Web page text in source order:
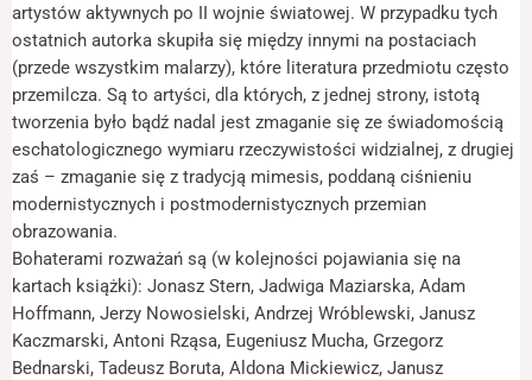
artystów aktywnych po II wojnie światowej. W przypadku tych
ostatnich autorka skupiła się między innymi na postaciach
(przede wszystkim malarzy), które literatura przedmiotu często
przemilcza. Są to artyści, dla których, z jednej strony, istotą
tworzenia było bądź nadal jest zmaganie się ze świadomością
eschatologicznego wymiaru rzeczywistości widzialnej, z drugiej
zaś – zmaganie się z tradycją mimesis, poddaną ciśnieniu
modernistycznych i postmodernistycznych przemian
obrazowania.
Bohaterami rozważań są (w kolejności pojawiania się na
kartach książki): Jonasz Stern, Jadwiga Maziarska, Adam
Hoffmann, Jerzy Nowosielski, Andrzej Wróblewski, Janusz
Kaczmarski, Antoni Rząsa, Eugeniusz Mucha, Grzegorz
Bednarski, Tadeusz Boruta, Aldona Mickiewicz, Janusz
zachowania
podczas
odwiedzania naszej
strony, zwiększasz
szansę na
zobaczenie
spersonalizowanych
treści i ofert.